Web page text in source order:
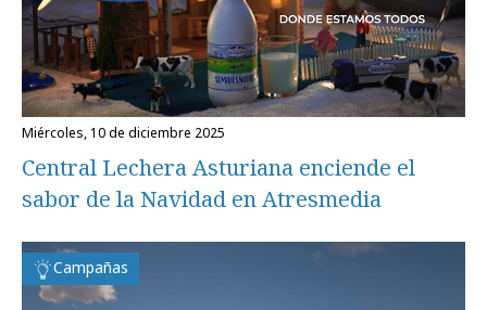
miércoles, 10 de diciembre 2025
Central Lechera Asturiana enciende el
sabor de la Navidad en Atresmedia
Campañas